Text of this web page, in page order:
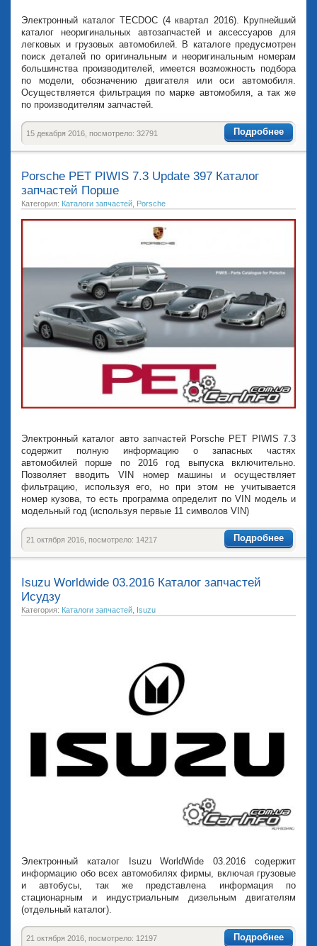
Электронный каталог TECDOC (4 квартал 2016). Крупнейший
каталог неоригинальных автозапчастей и аксессуаров для
легковых и грузовых автомобилей. В каталоге предусмотрен
поиск деталей по оригинальным и неоригинальным номерам
большинства производителей, имеется возможность подбора
по модели, обозначению двигателя или оси автомобиля.
Осуществляется фильтрация по марке автомобиля, а так же
по производителям запчастей.
Подробнее
15 декабря 2016, посмотрело: 32791
Porsche PET PIWIS 7.3 Update 397 Каталог
запчастей Порше
Категория: Каталоги запчастей Porsche
Электронный каталог авто запчастей Porsche PET PIWIS 7.3
содержит полную информацию о запасных частях
автомобилей порше по 2016 год выпуска включительно.
Позволяет вводить VIN номер машины и осуществляет
фильтрацию, используя его, но при этом не учитывается
номер кузова, то есть программа определит по VIN модель и
модельный год (используя первые 11 символов VIN)
Подробнее
21 октября 2016, посмотрело: 14217
Isuzu Worldwide 03.2016 Каталог запчастей
Исудзу
Категория: Каталоги запчастей Isuzu
Электронный каталог Isuzu WorldWide 03.2016 содержит
информацию обо всех автомобилях фирмы, включая грузовые
и автобусы, так же представлена информация по
стационарным и индустриальным дизельным двигателям
(отдельный каталог).
Подробнее
21 октября 2016, посмотрело: 12197